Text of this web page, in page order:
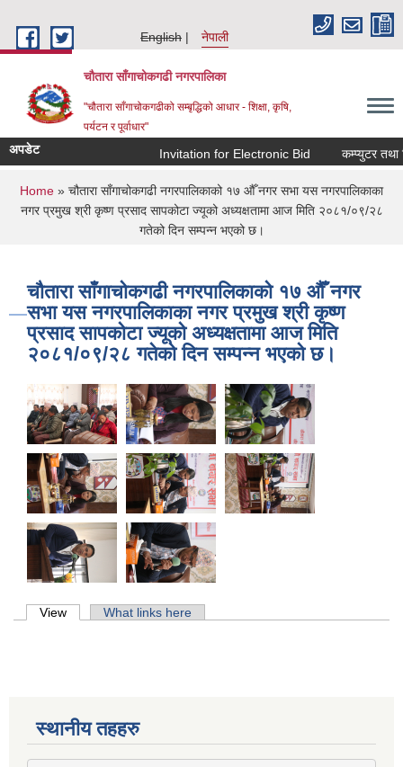
English
नेपाली
चौतारा साँगाचोकगढी नगरपालिका
"चौतारा साँगाचोकगढीको सम्बृद्धिको आधार - शिक्षा, कृषि,
पर्यटन र पूर्वाधार"
अपडेट Invitation for Electronic Bid कम्प्युटर तथा
You are here
Home » चौतारा साँगाचोकगढी नगरपालिकाको १७ औँ नगर सभा यस नगरपालिकाका
नगर प्रमुख श्री कृष्ण प्रसाद सापकोटा ज्यूको अध्यक्षतामा आज मिति २०८१/०९/२८
गतेको दिन सम्पन्न भएको छ।
चौतारा साँगाचोकगढी नगरपालिकाको १७ औँ नगर
सभा यस नगरपालिकाका नगर प्रमुख श्री कृष्ण
प्रसाद सापकोटा ज्यूको अध्यक्षतामा आज मिति
२०८१/०९/२८ गतेको दिन सम्पन्न भएको छ।
Primary tabs
View (active tab)What links here
स्थानीय तहहरु